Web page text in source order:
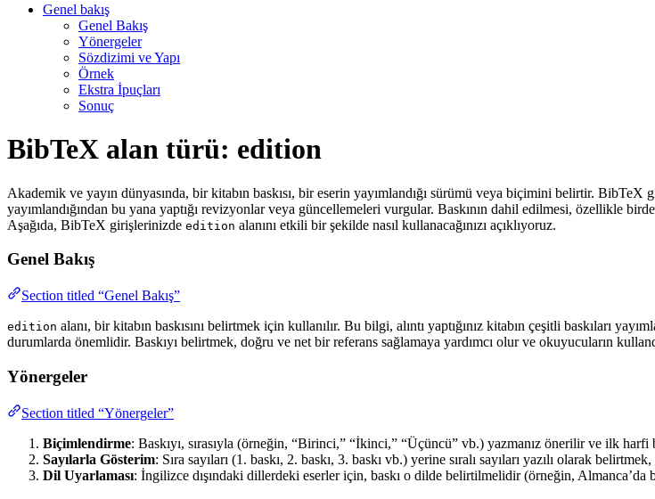
Genel bakış
Genel Bakış
Yönergeler
Sözdizimi ve Yapı
Örnek
Ekstra İpuçları
Sonuç
BibTeX alan türü: edition
Akademik ve yayın dünyasında, bir kitabın baskısı, bir eserin yayımlandığı sürümü veya biçimini belirtir. BibTeX
yayımlandığından bu yana yaptığı revizyonlar veya güncellemeleri vurgular. Baskının dahil edilmesi, özellikle
Aşağıda, BibTeX girişlerinizde edition alanını etkili bir şekilde nasıl kullanacağınızı açıklıyoruz.
Genel Bakış
Section titled “Genel Bakış”
edition alanı, bir kitabın baskısını belirtmek için kullanılır. Bu bilgi, alıntı yaptığınız kitabın çeşitli baskıları
durumlarda önemlidir. Baskıyı belirtmek, doğru ve net bir referans sağlamaya yardımcı olur ve okuyucuların
Yönergeler
Section titled “Yönergeler”
Biçimlendirme: Baskıyı, sırasıyla (örneğin, “Birinci,” “İkinci,” “Üçüncü” vb.) yazmanız önerilir ve ilk harfi
Sayılarla Gösterim: Sıra sayıları (1. baskı, 2. baskı, 3. baskı vb.) yerine sıralı sayıları yazılı olarak
Dil Uyarlaması: İngilizce dışındaki dillerdeki eserler için, baskı o dilde belirtilmelidir (örneğin, Almanca’da